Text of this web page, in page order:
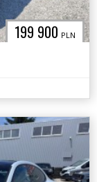
199 900 PLN